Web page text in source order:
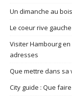
Un dimanche au
Le coeur rive gauche
Visiter Hambourg
adresses
Que mettre dans sa
City guide : Que